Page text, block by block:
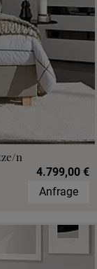
n
4.799,00 €
Anfrage